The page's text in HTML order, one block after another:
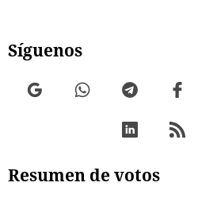
Síguenos
Resumen de votos